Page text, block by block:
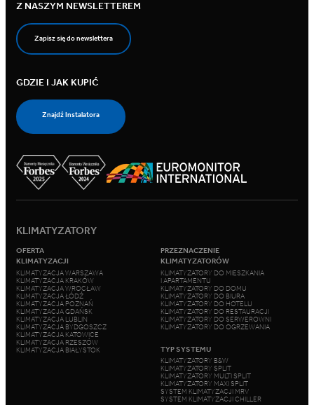
Z NASZYM NEWSLETTEREM
Zapisz się do newslettera
GDZIE I JAK KUPIĆ
Znajdź Instalatora
KLIMATYZATORY
OFERTA
KLIMATYZACJI
KLIMATYZACJA WARSZAWA
KLIMATYZACJA KRAKÓW
KLIMATYZACJA WROCŁAW
KLIMATYZACJA ŁÓDŹ
KLIMATYZACJA POZNAŃ
KLIMATYZACJA GDAŃSK
KLIMATYZACJA LUBLIN
KLIMATYZACJA BYDGOSZCZ
KLIMATYZACJA KATOWICE
KLIMATYZACJA RZESZÓW
KLIMATYZACJA BIAŁYSTOK
PRZEZNACZENIE
KLIMATYZATORÓW
KLIMATYZATORY DO MIESZKANIA
I APARTAMENTU
KLIMATYZATORY DO DOMU
KLIMATYZATORY DO BIURA
KLIMATYZATORY DO HOTELU
KLIMATYZATORY DO RESTAURACJI
KLIMATYZATORY DO SERWEROWNI
KLIMATYZATORY DO OGRZEWANIA
TYP SYSTEMU
KLIMATYZATORY B&W
KLIMATYZATORY SPLIT
KLIMATYZATORY MULTI SPLIT
KLIMATYZATORY MAXI SPLIT
SYSTEM KLIMATYZACJI MRV
SYSTEM KLIMATYZACJI CHILLER